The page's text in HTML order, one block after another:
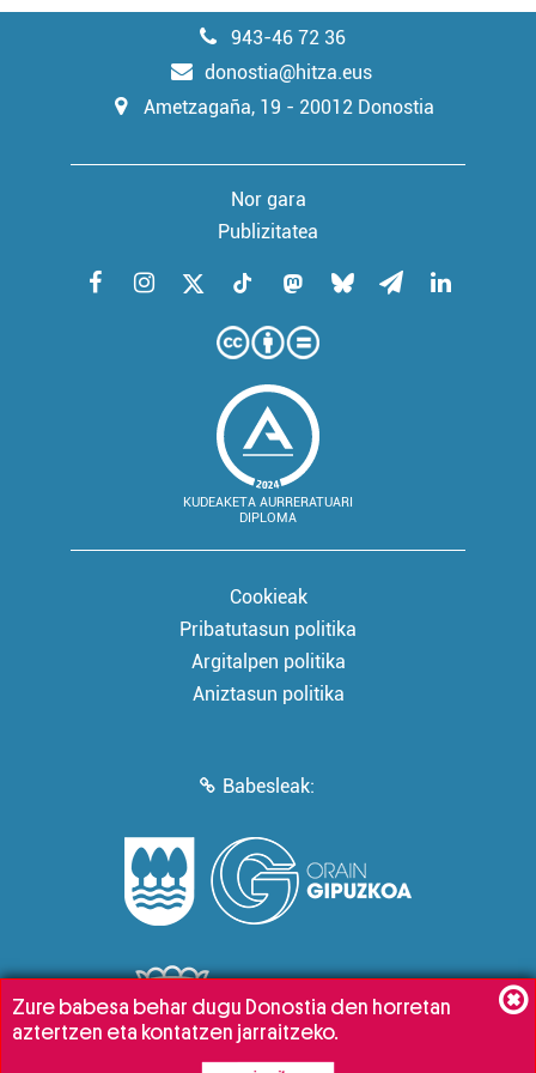
943-46 72 36
donostia@hitza.eus
Ametzagaña, 19 - 20012 Donostia
Nor gara
Publizitatea
KUDEAKETA AURRERATUARI
DIPLOMA
Cookieak
Pribatutasun politika
Argitalpen politika
Aniztasun politika
Babesleak:
Zure babesa behar dugu Donostia den horretan
aztertzen eta kontatzen jarraitzeko.